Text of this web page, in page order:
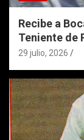
Recibe a
Teniente de
29 julio, 2026